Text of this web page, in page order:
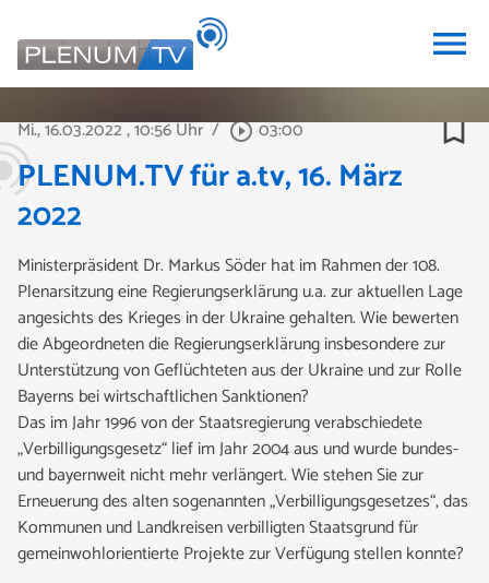
menu
Mi., 16.03.2022, 10:56 Uhr / play_circle_outline03:00 bookmark_border
PLENUM.TV für a.tv, 16. März
2022
Ministerpräsident Dr. Markus Söder hat im Rahmen der 108.
Plenarsitzung eine Regierungserklärung u.a. zur aktuellen Lage
angesichts des Krieges in der Ukraine gehalten. Wie bewerten
die Abgeordneten die Regierungserklärung insbesondere zur
Unterstützung von Geflüchteten aus der Ukraine und zur Rolle
Bayerns bei wirtschaftlichen Sanktionen?
Das im Jahr 1996 von der Staatsregierung verabschiedete
„Verbilligungsgesetz“ lief im Jahr 2004 aus und wurde bundes-
und bayernweit nicht mehr verlängert. Wie stehen Sie zur
Erneuerung des alten sogenannten „Verbilligungsgesetzes“, das
Kommunen und Landkreisen verbilligten Staatsgrund für
gemeinwohlorientierte Projekte zur Verfügung stellen konnte?